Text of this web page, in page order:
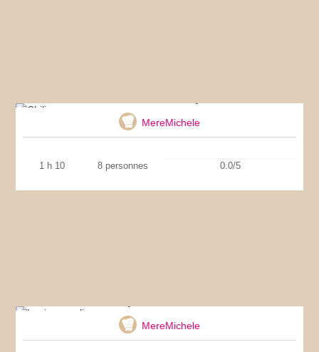
MereMichele
1 h 10 8 personnes 0.0/5
MereMichele